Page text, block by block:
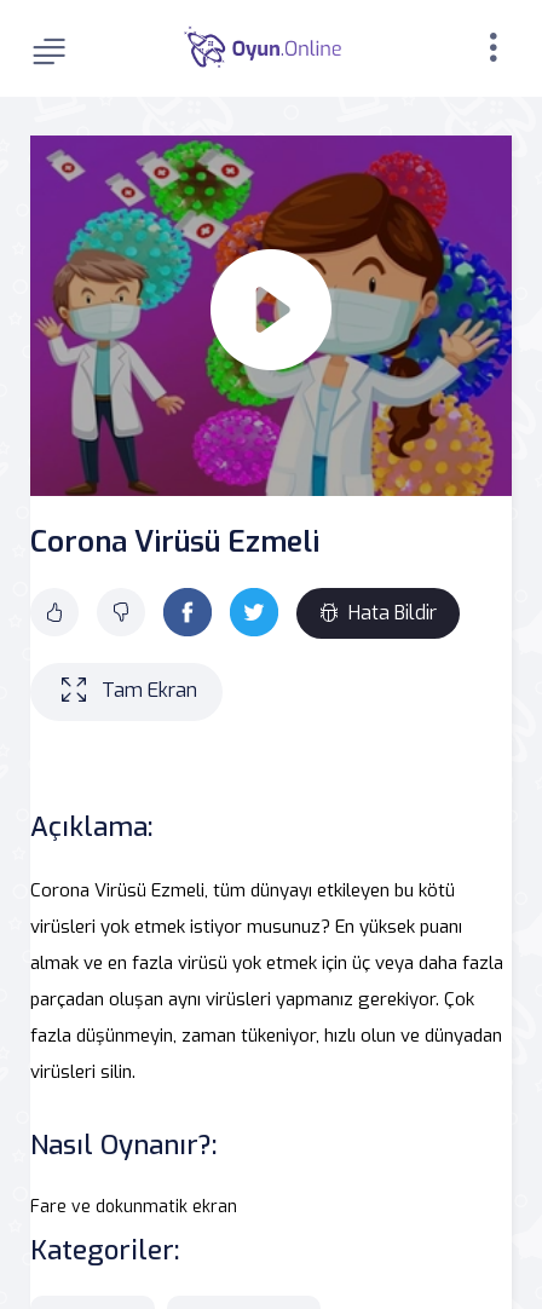
Corona Virüsü Ezmeli
Hata Bildir
Tam Ekran
Açıklama:
Corona Virüsü Ezmeli, tüm dünyayı etkileyen bu kötü
virüsleri yok etmek istiyor musunuz? En yüksek puanı
almak ve en fazla virüsü yok etmek için üç veya daha fazla
parçadan oluşan aynı virüsleri yapmanız gerekiyor. Çok
fazla düşünmeyin, zaman tükeniyor, hızlı olun ve dünyadan
virüsleri silin.
Nasıl Oynanır?:
Fare ve dokunmatik ekran
Kategoriler: